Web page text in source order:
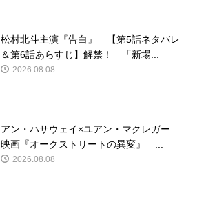
松村北斗主演『告白』 【第5話ネタバレ
＆第6話あらすじ】解禁！ 「新場...
2026.08.08
アン・ハサウェイ×ユアン・マクレガー
映画『オークストリートの異変』 ...
2026.08.08